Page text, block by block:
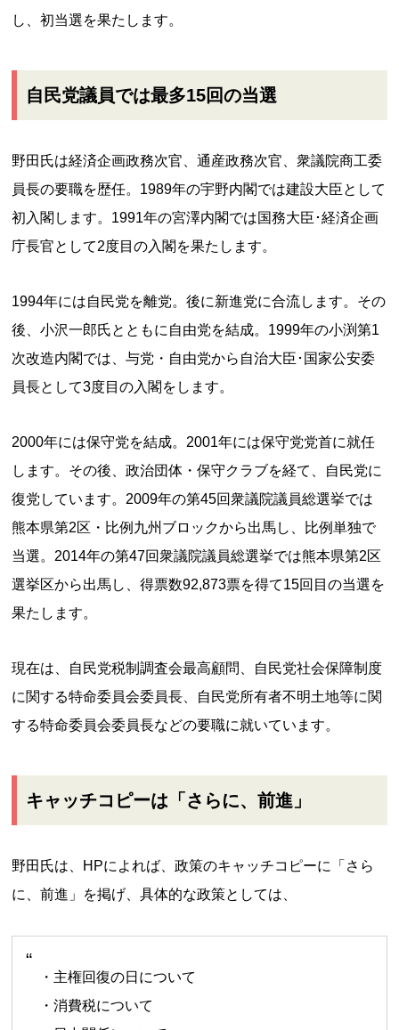
し、初当選を果たします。
自民党議員では最多15回の当選
野田氏は経済企画政務次官、通産政務次官、衆議院商工委
員長の要職を歴任。1989年の宇野内閣では建設大臣として
初入閣します。1991年の宮澤内閣では国務大臣･経済企画
庁長官として2度目の入閣を果たします。
1994年には自民党を離党。後に新進党に合流します。その
後、小沢一郎氏とともに自由党を結成。1999年の小渕第1
次改造内閣では、与党・自由党から自治大臣･国家公安委
員長として3度目の入閣をします。
2000年には保守党を結成。2001年には保守党党首に就任
します。その後、政治団体・保守クラブを経て、自民党に
復党しています。2009年の第45回衆議院議員総選挙では
熊本県第2区・比例九州ブロックから出馬し、比例単独で
当選。2014年の第47回衆議院議員総選挙では熊本県第2区
選挙区から出馬し、得票数92,873票を得て15回目の当選を
果たします。
現在は、自民党税制調査会最高顧問、自民党社会保障制度
に関する特命委員会委員長、自民党所有者不明土地等に関
する特命委員会委員長などの要職に就いています。
キャッチコピーは「さらに、前進」
野田氏は、HPによれば、政策のキャッチコピーに「さら
に、前進」を掲げ、具体的な政策としては、
・主権回復の日について
・消費税について